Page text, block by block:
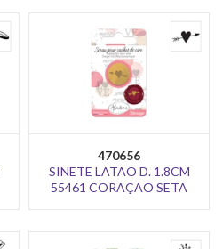
470656
SINETE LATAO D. 1.8CM
55461 CORAÇAO SETA